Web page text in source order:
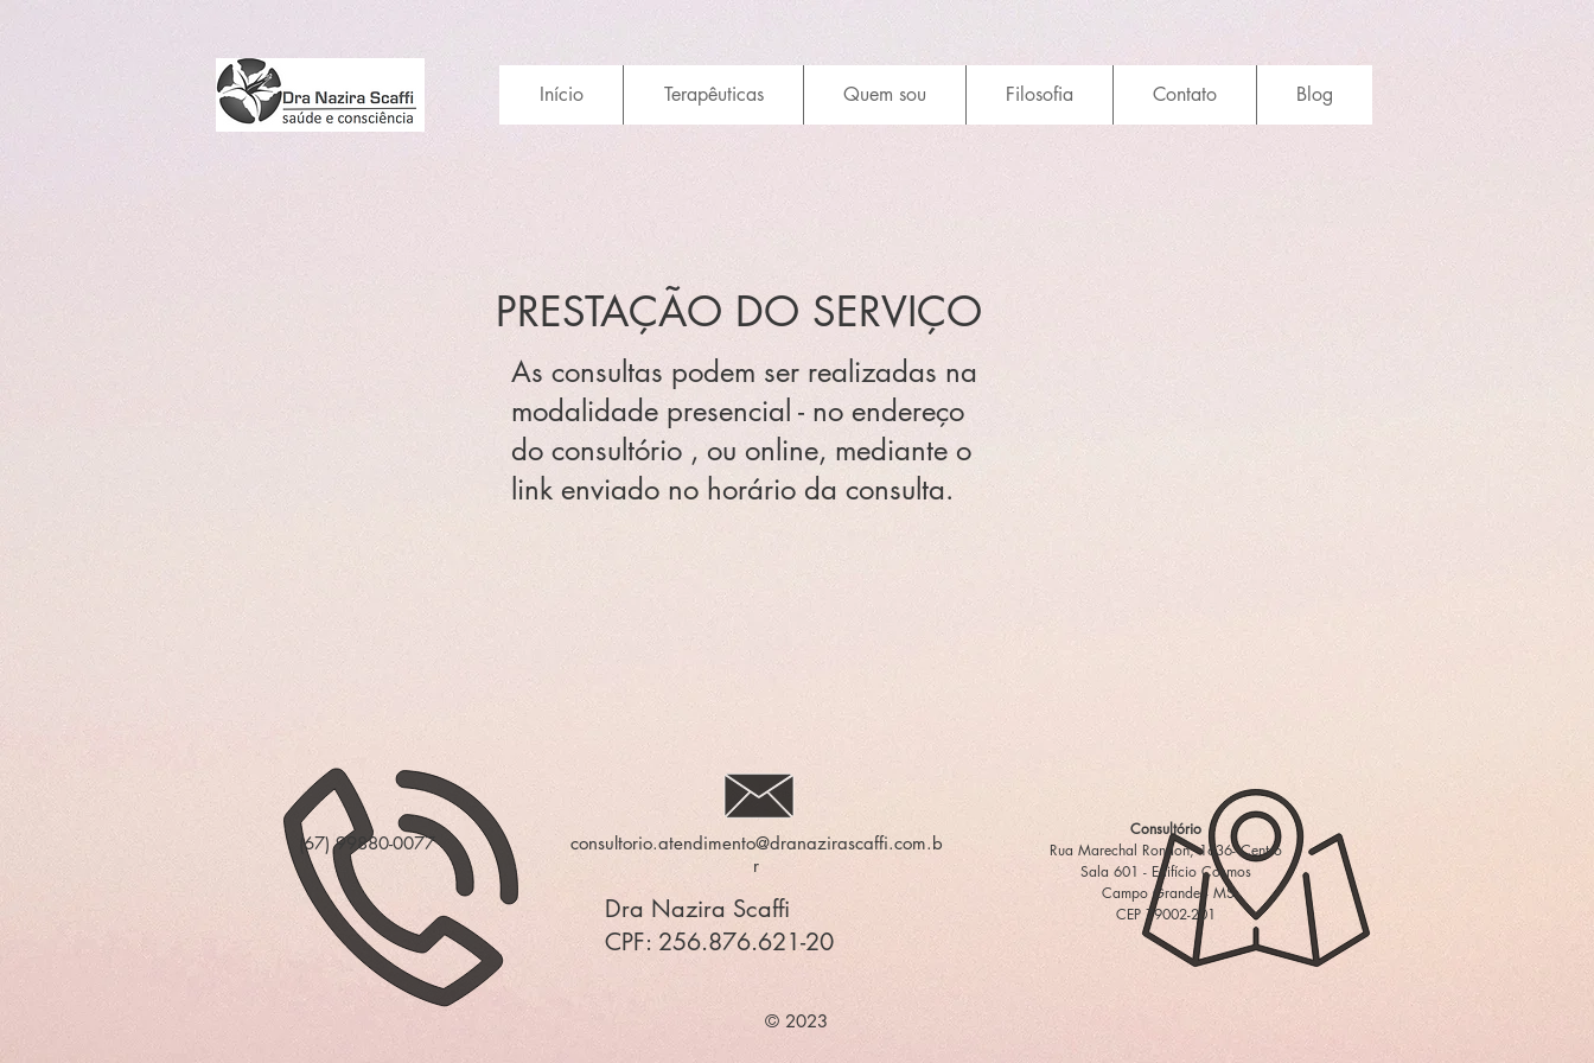
Início Terapêuticas Quem sou Filosofia Contato Blog
PRESTAÇÃO DO SERVIÇO
As consultas podem ser realizadas na
modalidade presencial - no endereço
do consultório , ou online, mediante o
link enviado no horário da consulta.
(67) 99880-0077
consultorio.atendimento@dranazirascaffi.com.b
r
Dra Nazira Scaffi
CPF: 256.876.621-20
Consultório
Rua Marechal Rondon, 1636- Centro
Sala 601 - Edifício Cosmos
Campo Grande - MS
CEP 79002-201
© 2023